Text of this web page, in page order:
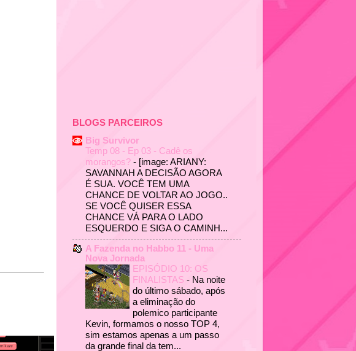
BLOGS PARCEIROS
Big Survivor
Temp 08 - Ep 03 - Cadê os
morangos? - [image: ARIANY:
SAVANNAH A DECISÃO AGORA
É SUA. VOCÊ TEM UMA
CHANCE DE VOLTAR AO JOGO..
SE VOCÊ QUISER ESSA
CHANCE VÁ PARA O LADO
ESQUERDO E SIGA O CAMINH...
A Fazenda no Habbo 11 - Uma
Nova Jornada
EPISÓDIO 10: OS
FINALISTAS - Na noite
do último sábado, após
a eliminação do
polemico participante
Kevin, formamos o nosso TOP 4,
sim estamos apenas a um passo
da grande final da tem...